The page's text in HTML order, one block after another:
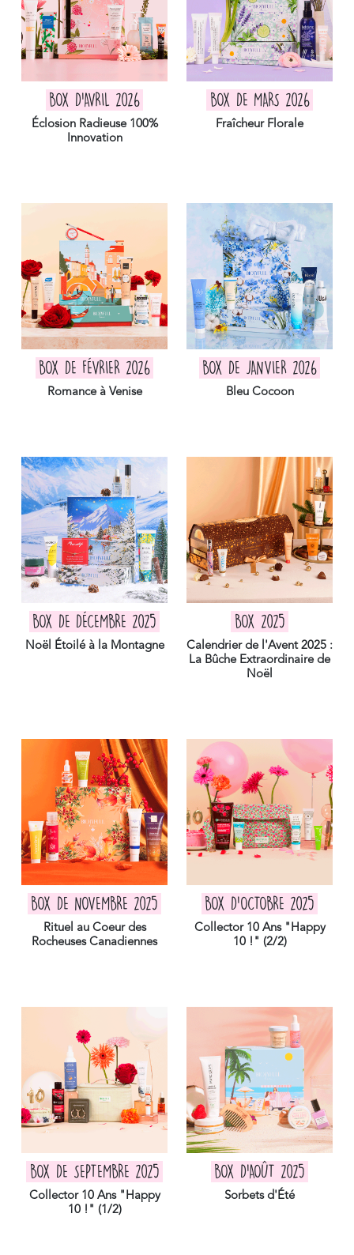
BOX D'AVRIL 2026
Éclosion Radieuse 100%
Innovation
BOX DE MARS 2026
Fraîcheur Florale
BOX DE FÉVRIER 2026
Romance à Venise
BOX DE JANVIER 2026
Bleu Cocoon
BOX DE DÉCEMBRE 2025
Noël Étoilé à la Montagne
BOX 2025
Calendrier de l'Avent 2025 :
La Bûche Extraordinaire de
Noël
BOX DE NOVEMBRE 2025
Rituel au Coeur des
Rocheuses Canadiennes
BOX D'OCTOBRE 2025
Collector 10 Ans "Happy
10 !" (2/2)
BOX DE SEPTEMBRE 2025
Collector 10 Ans "Happy
10 !" (1/2)
BOX D'AOÛT 2025
Sorbets d'Été